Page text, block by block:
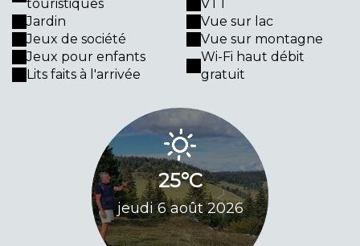
touristiques
Jardin
Jeux de société
Jeux pour enfants
Lits faits à l'arrivée
VTT
Vue sur lac
Vue sur montagne
Wi-Fi haut débit
gratuit
25°C
jeudi 6 août 2026